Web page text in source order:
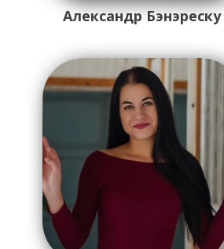
Александр Бэнэреску